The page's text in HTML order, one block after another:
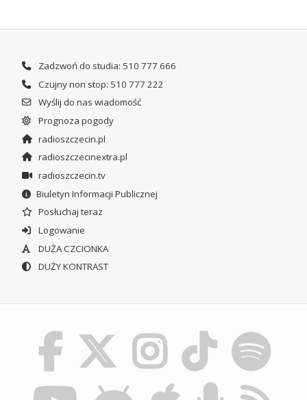
Zadzwoń do studia: 510 777 666
Czujny non stop: 510 777 222
Wyślij do nas wiadomość
Prognoza pogody
radioszczecin.pl
radioszczecinextra.pl
radioszczecin.tv
Biuletyn Informacji Publicznej
Posłuchaj teraz
Logowanie
DUŻA CZCIONKA
DUŻY KONTRAST